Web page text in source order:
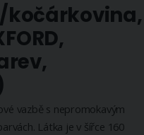
kočárkovina,
vazbě s nepromokavým
Látka je v šířce 160